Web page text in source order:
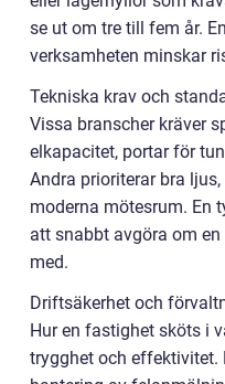
se ut om tre till fem år.
verksamheten minskar
Tekniska krav och
Vissa branscher kräver
elkapacitet, portar för
Andra prioriterar bra
moderna mötesrum. En
att snabbt avgöra om
med.
Driftsäkerhet och
Hur en fastighet sköts i
trygghet och effektivitet.